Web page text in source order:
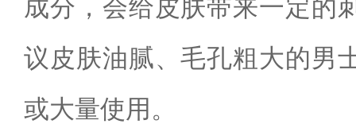
成分，会给皮肤带来一定的
议皮肤油腻、毛孔粗大的男
或大量使用。